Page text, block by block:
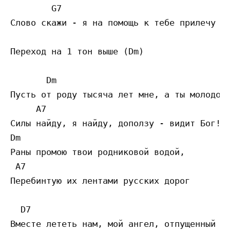
G7
Слово скажи - я на помощь к тебе прилечу
Переход на 1 тон выше (Dm)
Dm
Пусть от роду тысяча лет мне, а ты
A7
Силы найду, я найду, доползу - видит Бог!
Dm
Раны промою твои родниковой водой,
A7
Перебинтую их лентами русских дорог
D7
Вместе лететь нам, мой ангел, отпущенный